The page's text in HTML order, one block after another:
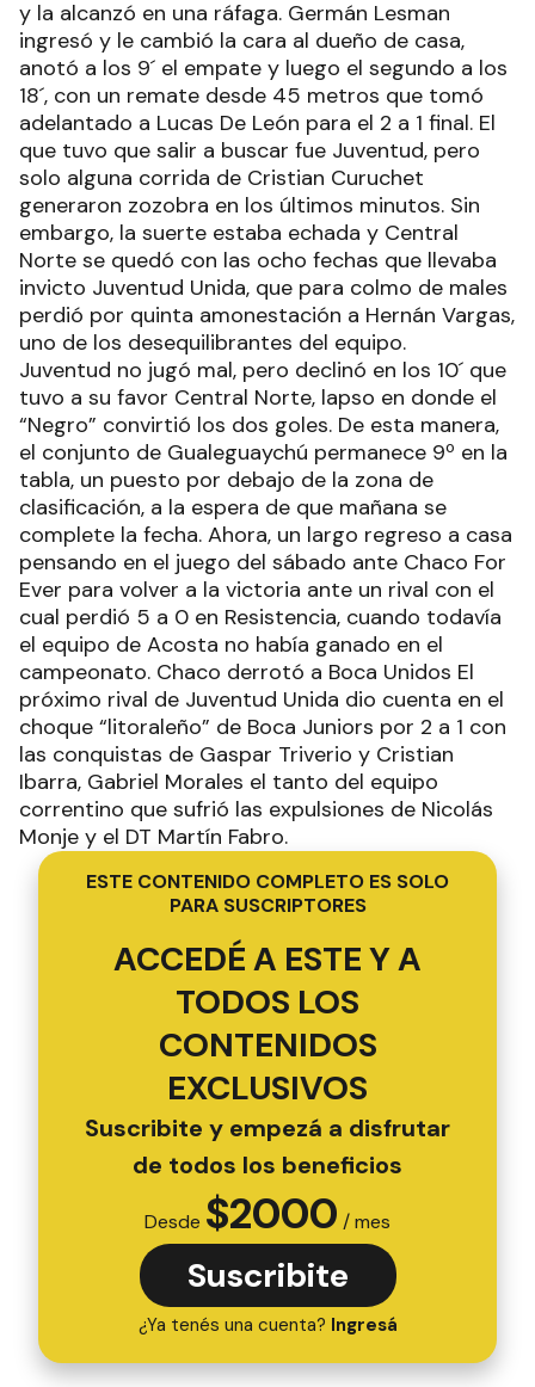
y la alcanzó en una ráfaga. Germán Lesman
ingresó y le cambió la cara al dueño de casa,
anotó a los 9´ el empate y luego el segundo a los
18´, con un remate desde 45 metros que tomó
adelantado a Lucas De León para el 2 a 1 final. El
que tuvo que salir a buscar fue Juventud, pero
solo alguna corrida de Cristian Curuchet
generaron zozobra en los últimos minutos. Sin
embargo, la suerte estaba echada y Central
Norte se quedó con las ocho fechas que llevaba
invicto Juventud Unida, que para colmo de males
perdió por quinta amonestación a Hernán Vargas,
uno de los desequilibrantes del equipo.
Juventud no jugó mal, pero declinó en los 10´ que
tuvo a su favor Central Norte, lapso en donde el
“Negro” convirtió los dos goles. De esta manera,
el conjunto de Gualeguaychú permanece 9º en la
tabla, un puesto por debajo de la zona de
clasificación, a la espera de que mañana se
complete la fecha. Ahora, un largo regreso a casa
pensando en el juego del sábado ante Chaco For
Ever para volver a la victoria ante un rival con el
cual perdió 5 a 0 en Resistencia, cuando todavía
el equipo de Acosta no había ganado en el
campeonato. Chaco derrotó a Boca Unidos El
próximo rival de Juventud Unida dio cuenta en el
choque “litoraleño” de Boca Juniors por 2 a 1 con
las conquistas de Gaspar Triverio y Cristian
Ibarra, Gabriel Morales el tanto del equipo
correntino que sufrió las expulsiones de Nicolás
Monje y el DT Martín Fabro.
ESTE CONTENIDO COMPLETO ES SOLO
PARA SUSCRIPTORES
ACCEDÉ A ESTE Y A
TODOS LOS
CONTENIDOS
EXCLUSIVOS
Suscribite y empezá a disfrutar
de todos los beneficios
Desde $2000 / mes
Suscribite
¿Ya tenés una cuenta? Ingresá